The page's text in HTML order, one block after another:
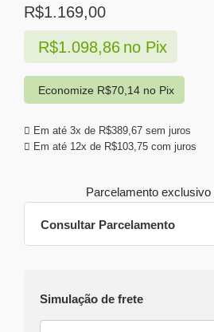
R$1.169,00
Em até 3x de R$389,67 sem juros
Em até 12x de R$103,75 com juros
R$1.098,86 no Pix
Economize R$70,14no Pix
Parcelamento exclusivo
Consultar Parcelamento
Pix:R$1.098,86 Aprovação
Simulação de frete